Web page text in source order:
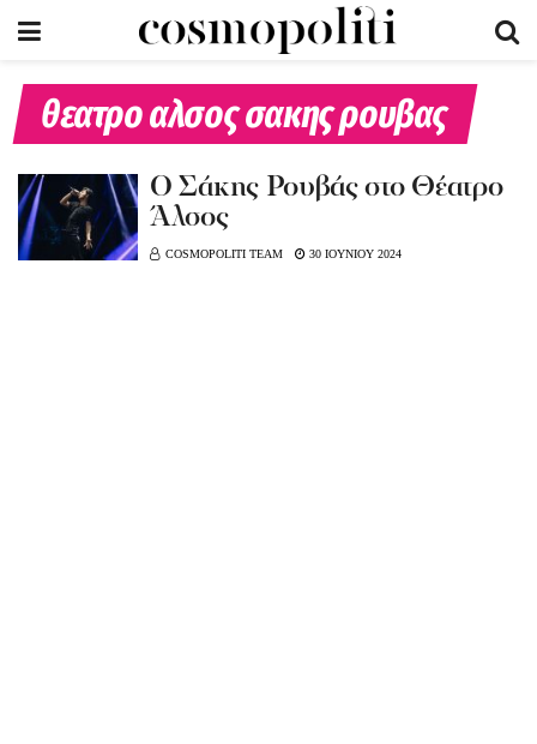
θεατρο αλσος σακης ρουβας
O Σάκης Ρουβάς στο Θέατρο
Άλσος
COSMOPOLITI TEAM 30 ΙΟΥΝΙΟΥ 2024